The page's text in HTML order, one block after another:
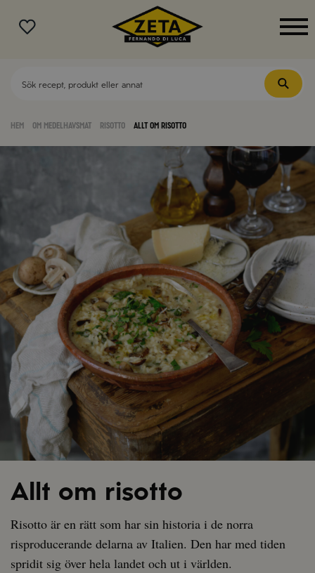
MENY
Hem Om medelhavsmat Risotto Allt om risotto
Allt om risotto
Risotto är en rätt som har sin historia i de norra
risproducerande delarna av Italien. Den har med tiden
spridit sig över hela landet och ut i världen.